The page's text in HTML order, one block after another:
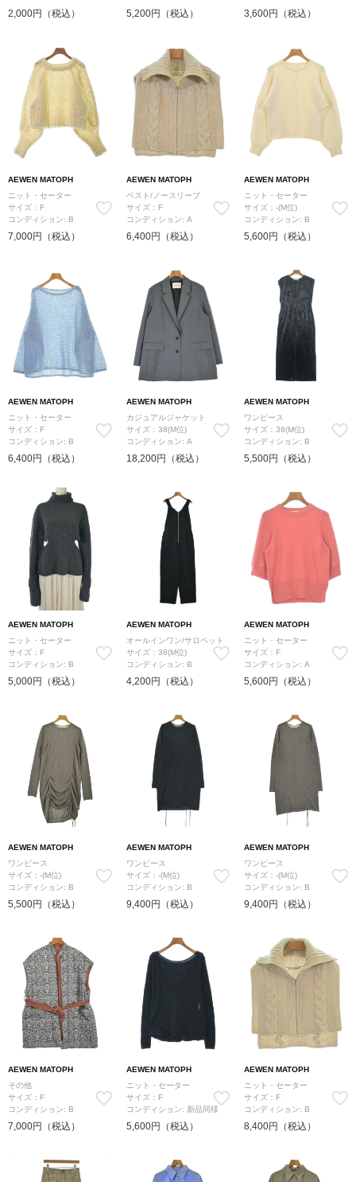
2,000円（税込） 5,200円（税込） 3,600円（税込）
AEWEN MATOPH
ニット・セーター
サイズ：F
コンディション: B
7,000円（税込）
AEWEN MATOPH
ベスト/ノースリーブ
サイズ：F
コンディション: A
6,400円（税込）
AEWEN MATOPH
ニット・セーター
サイズ：-(M位)
コンディション: B
5,600円（税込）
AEWEN MATOPH
ニット・セーター
サイズ：F
コンディション: B
6,400円（税込）
AEWEN MATOPH
カジュアルジャケット
サイズ：38(M位)
コンディション: A
18,200円（税込）
AEWEN MATOPH
ワンピース
サイズ：38(M位)
コンディション: B
5,500円（税込）
AEWEN MATOPH
ニット・セーター
サイズ：F
コンディション: B
5,000円（税込）
AEWEN MATOPH
オールインワン/サロペット
サイズ：38(M位)
コンディション: B
4,200円（税込）
AEWEN MATOPH
ニット・セーター
サイズ：F
コンディション: A
5,600円（税込）
AEWEN MATOPH
ワンピース
サイズ：-(M位)
コンディション: B
5,500円（税込）
AEWEN MATOPH
ワンピース
サイズ：-(M位)
コンディション: B
9,400円（税込）
AEWEN MATOPH
ワンピース
サイズ：-(M位)
コンディション: B
9,400円（税込）
AEWEN MATOPH
その他
サイズ：F
コンディション: B
7,000円（税込）
AEWEN MATOPH
ニット・セーター
サイズ：F
コンディション: 新品同様
5,600円（税込）
AEWEN MATOPH
ニット・セーター
サイズ：F
コンディション: B
8,400円（税込）